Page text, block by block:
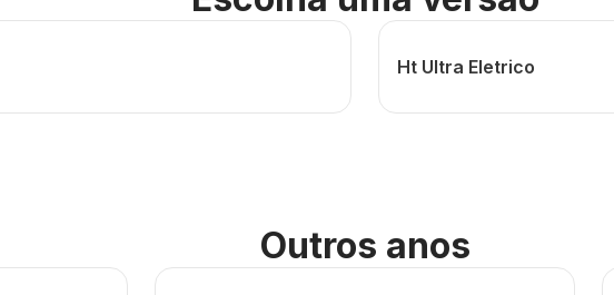
Ht Ultra Eletrico
Outros anos